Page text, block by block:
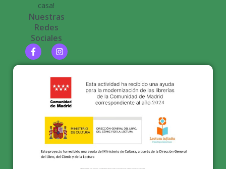
casa!
Nuestras
Redes
Sociales